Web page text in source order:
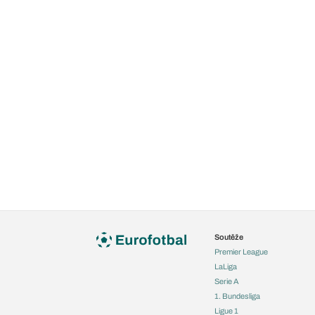
Soutěže
Premier League
LaLiga
Serie A
1. Bundesliga
Ligue 1